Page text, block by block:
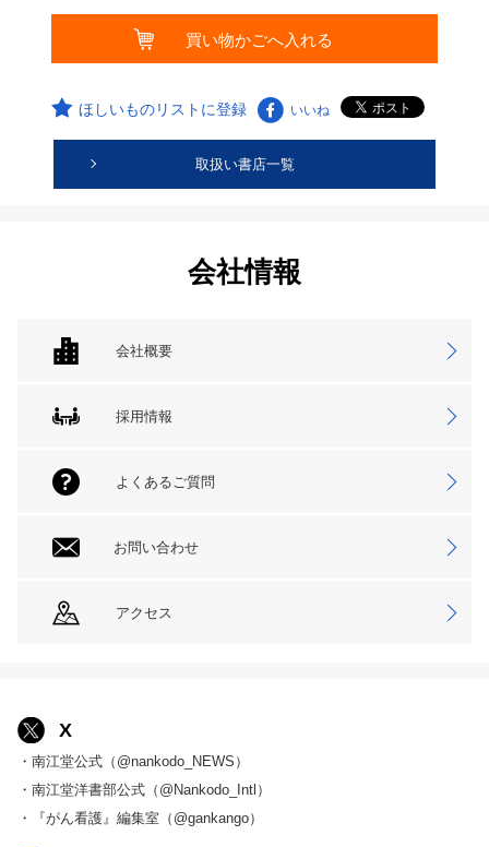
ほしいものリストに登録 いいね
取扱い書店一覧
会社情報
会社概要
採用情報
よくあるご質問
お問い合わせ
アクセス
X
・南江堂公式（@nankodo_NEWS）
・南江堂洋書部公式（@Nankodo_Intl）
・『がん看護』編集室（@gankango）